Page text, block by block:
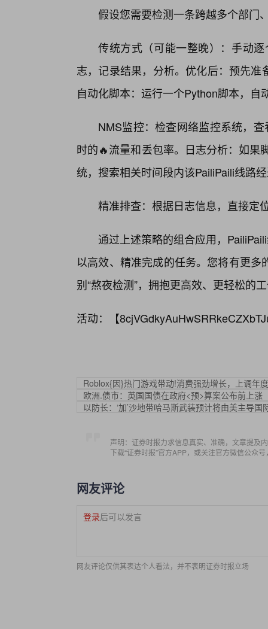
假设您需要检测一条跨越多个部门
传统方式（可能一整晚）：手动
志，记录结果，分析。优化后：预先
自动化脚本：运行一个Python脚本，
NMS监控：检查网络监控系统，
时的🔥流量和丢包率。日志分析：如果
统，搜索相关时间段内该PailiPaili线路
精准排查：根据日志信息，直接定
通过上述策略的组合应用，
以高效、精准完成的任务。您将有更
别“熬夜检测”，拥抱更高效、更轻松的
活动：【
Roblox{因}热门游戏带动!消费强劲增长，上调年
欧洲.债市：英国国债在政府<预>算案公布前上涨
以防长：‘加’沙地带哈马斯武装预计将由美主导国
声明：证券时报力求信息真实、准确，文章提及
下载“证券时报”官方APP，或关注官方微信公众
网友评论
登录后可以发言
网友评论仅供其表达个人看法，并不表明证券时报立场